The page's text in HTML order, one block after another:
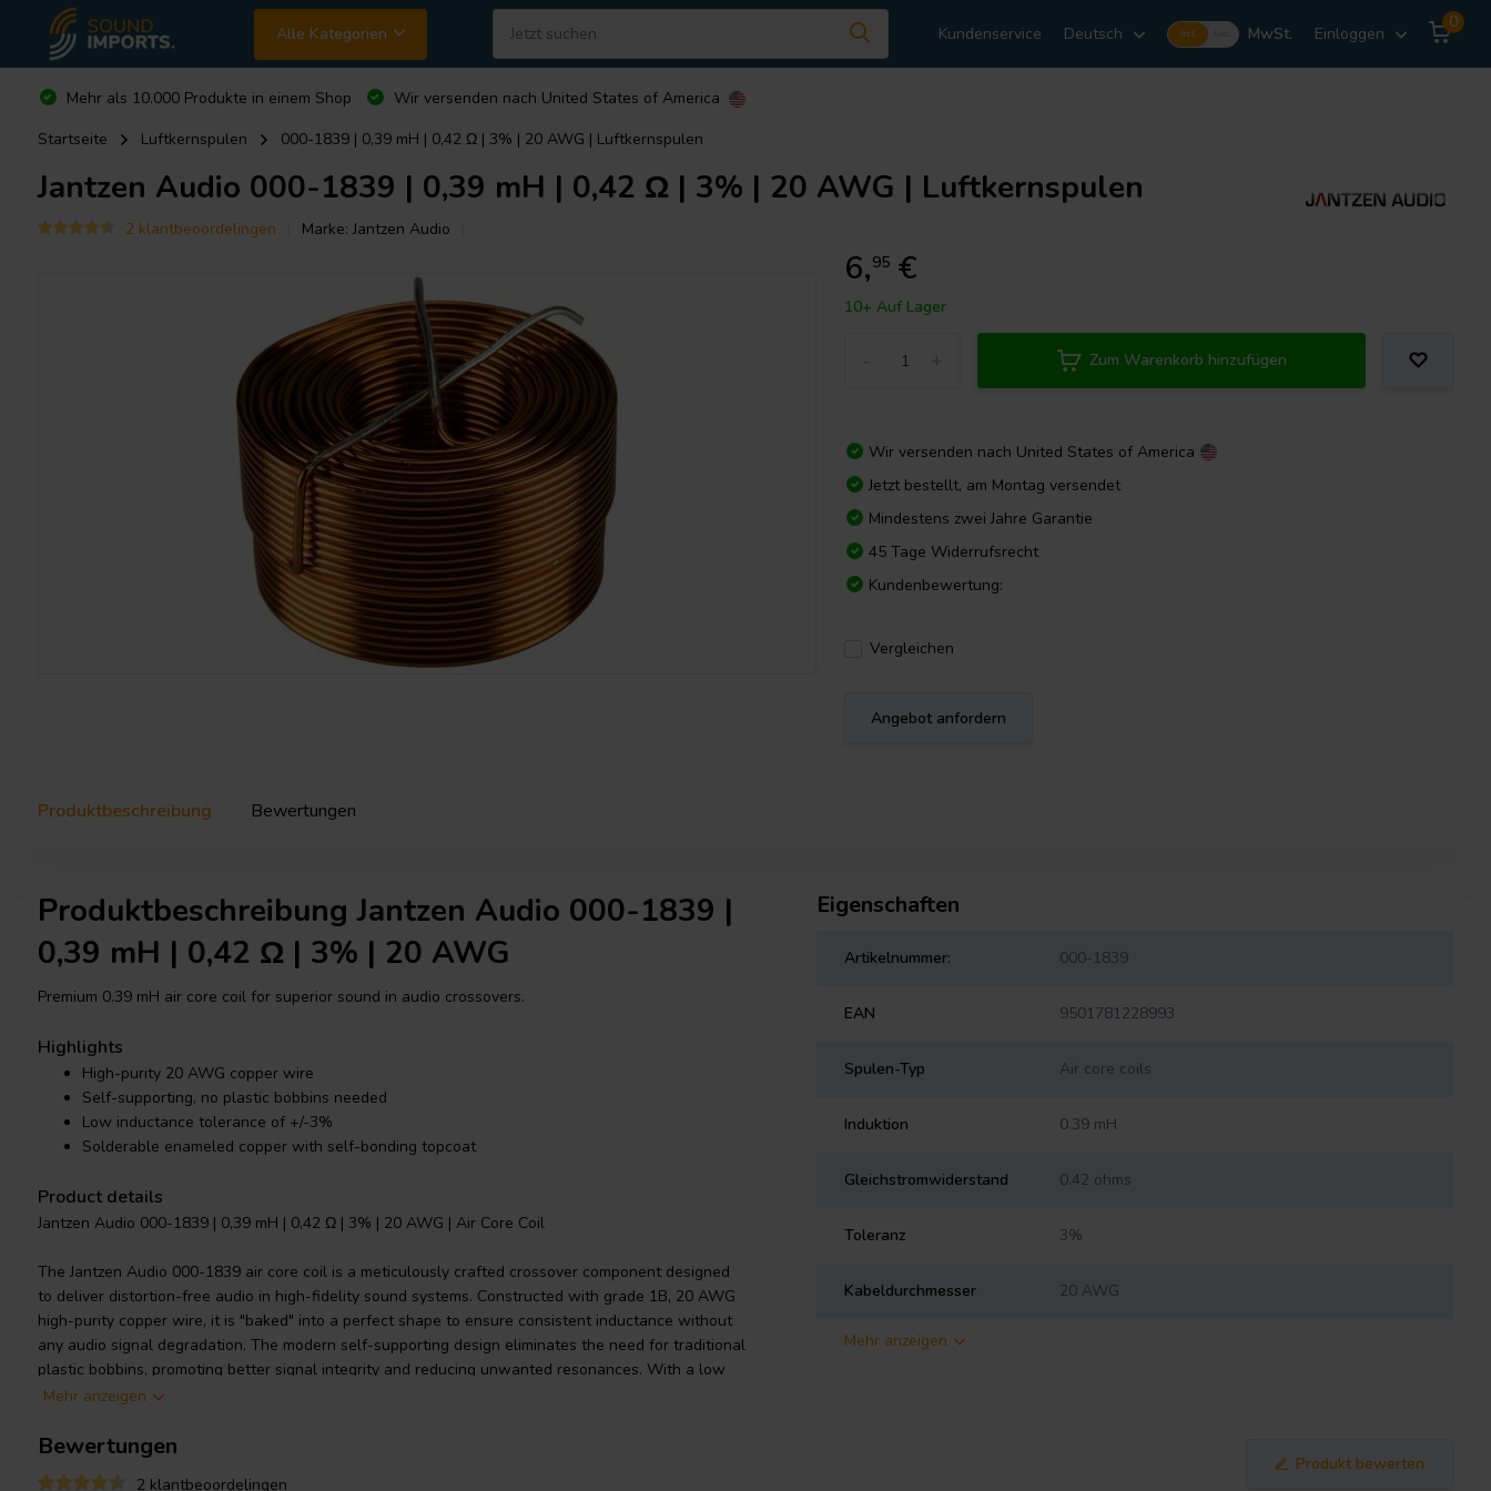
Alle Kategorien Kundenservice Deutsch Incl. MwSt. Einloggen
0
Mehr als 10.000 Produkte in einem Shop Wir versenden nach United States of America
Startseite
Luftkernspulen 000-1839 | 0,39 mH | 0,42 Ω | 3% | 20 AWG | Luftkernspulen
Jantzen Audio 000-1839 | 0,39 mH | 0,42 Ω | 3% | 20 AWG | Luftkernspulen
2 klantbeoordelingen Marke: Jantzen Audio
6,95 €
10+ Auf Lager
Zum Warenkorb hinzufügen
Wir versenden nach United States of America
Jetzt bestellt, am Montag versendet
Mindestens zwei Jahre Garantie
45 Tage Widerrufsrecht
Kundenbewertung:
Vergleichen
Angebot anfordern
Produktbeschreibung Bewertungen
Produktbeschreibung Jantzen Audio 000-1839 |
0,39 mH | 0,42 Ω | 3% | 20 AWG
Premium 0.39 mH air core coil for superior sound in audio crossovers.
Highlights
High-purity 20 AWG copper wire
Self-supporting, no plastic bobbins needed
Low inductance tolerance of +/-3%
Solderable enameled copper with self-bonding topcoat
Product details
Jantzen Audio 000-1839 | 0,39 mH | 0,42 Ω | 3% | 20 AWG | Air Core Coil
The Jantzen Audio 000-1839 air core coil is a meticulously crafted crossover component designed
to deliver distortion-free audio in high-fidelity sound systems. Constructed with grade 1B, 20 AWG
high-purity copper wire, it is "baked" into a perfect shape to ensure consistent inductance without
any audio signal degradation. The modern self-supporting design eliminates the need for traditional
plastic bobbins, promoting better signal integrity and reducing unwanted resonances. With a low
inductance tolerance of +/-3%, it guarantees precision in audio crossover applications. This coil is
and DIN EN 60317-35, making the enameled copper wire solderable with a self-bonding topcoat.
Mehr anzeigen
Eigenschaften
Artikelnummer: 000-1839
EAN 9501781228993
Spulen-Typ Air core coils
Induktion 0.39 mH
Gleichstromwiderstand 0.42 ohms
Toleranz 3%
Kabeldurchmesser 20 AWG
Mehr anzeigen
Bewertungen
2 klantbeoordelingen
Produkt bewerten